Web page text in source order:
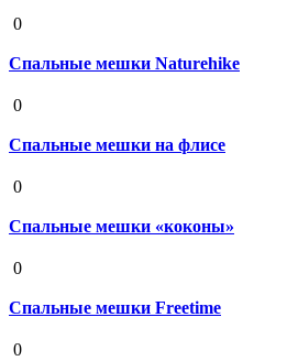
0
Спальные мешки Naturehike
0
Спальные мешки на флисе
0
Спальные мешки «коконы»
0
Спальные мешки Freetime
0